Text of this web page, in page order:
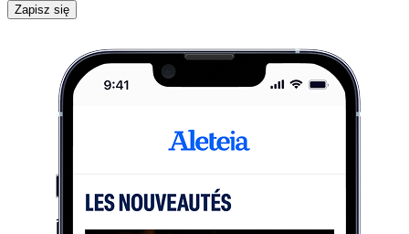
Zapisz się